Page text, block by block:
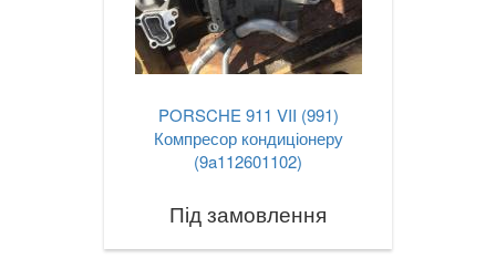
VOLKSWAGEN
PORSCHE 911 VII (991)
Компресор кондиціонеру
(9a112601102)
Під замовлення